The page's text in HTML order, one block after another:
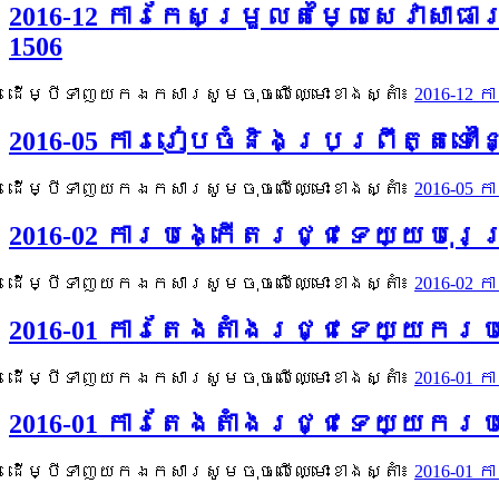
2016-12 ការកែសម្រួលតម្លៃសេ
1506
ដើម្បីទាញយកឯកសារសូមចុចលើឈ្មោះខាងស្តាំ៖ 2016-
2016-05 ការរៀបចំនិងប្រព្រឹត្តទៅ
ដើម្បីទាញយកឯកសារសូមចុចលើឈ្មោះខាងស្តាំ៖ 2016-
2016-02 ការបង្កើតរជ្ជទេយ្យ
ដើម្បីទាញយកឯកសារសូមចុចលើឈ្មោះខាងស្តាំ៖ 2016-
2016-01 ការតែងតាំងរជ្ជទេយ្យ
ដើម្បីទាញយកឯកសារសូមចុចលើឈ្មោះខាងស្តាំ៖ 2016-
2016-01 ការតែងតាំងរជ្ជទេយ្យ
ដើម្បីទាញយកឯកសារសូមចុចលើឈ្មោះខាងស្តាំ៖ 2016-